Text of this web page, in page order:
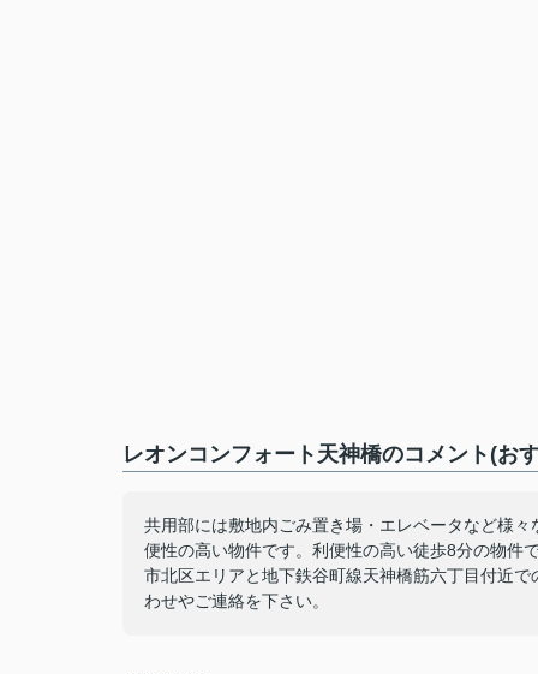
レオンコンフォート天神橋のコメント(お
共用部には敷地内ごみ置き場・エレベータなど様
便性の高い物件です。利便性の高い徒歩8分の物件
市北区エリアと地下鉄谷町線天神橋筋六丁目付近
わせやご連絡を下さい。